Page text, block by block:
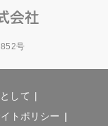
号
して
トポリシー